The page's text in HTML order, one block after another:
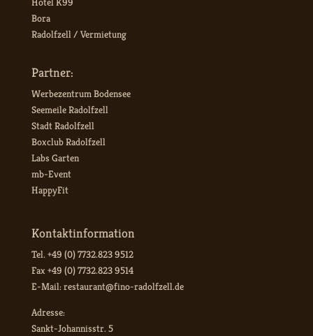
Bora
Radolfzell / Vermietung
Partner:
Werbezentrum Bodensee
Seemeile Radolfzell
Stadt Radolfzell
Boxclub Radolfzell
Labs Garten
mb-Event
HappyFit
Kontaktinformation
Tel. +49 (0) 7732.823 9512
Fax +49 (0) 7732.823 9514
E-Mail: restaurant@fino-radolfzell.de
Adresse:
Sankt-Johannisstr. 5